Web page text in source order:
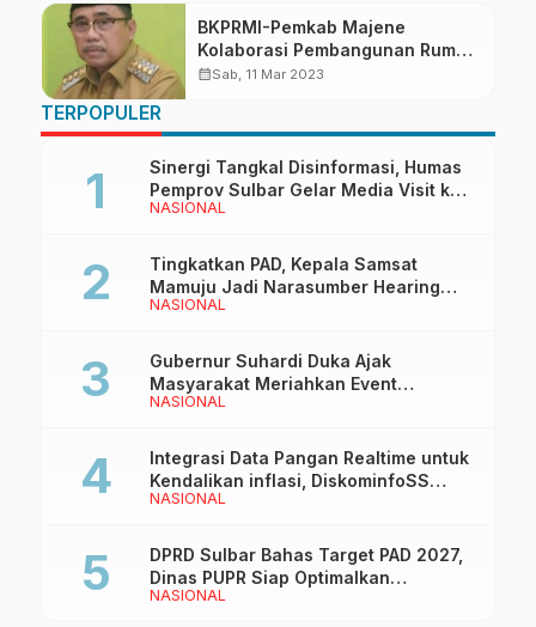
BKPRMI-Pemkab Majene
Kolaborasi Pembangunan Rumah
Tahfiz
calendar_monthSab, 11 Mar 2023
TERPOPULER
NASIONAL
Sinergi Tangkal Disinformasi, Humas
Pemprov Sulbar Gelar Media Visit ke
Kantor Redaksi di Mamuju
NASIONAL
Tingkatkan PAD, Kepala Samsat
Mamuju Jadi Narasumber Hearing
Bersama Wakil Ketua I DPRD Sulbar
NASIONAL
Gubernur Suhardi Duka Ajak
Masyarakat Meriahkan Event
Manakarra Fair 2026
NASIONAL
Integrasi Data Pangan Realtime untuk
Kendalikan inflasi, DiskominfoSS
Sulbar Kembangkan Sistem SAPEDA
NASIONAL
DPRD Sulbar Bahas Target PAD 2027,
Dinas PUPR Siap Optimalkan
Pendapatan Daerah